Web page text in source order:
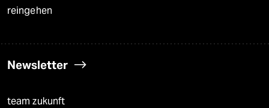
reingehen
Newsletter
team zukunft